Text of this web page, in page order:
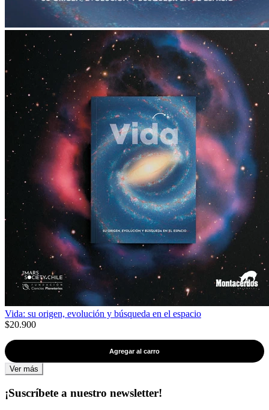
Vida: su origen, evolución y búsqueda en el espacio
$20.900
Agregar al carro
Ver más
¡Suscríbete a nuestro newsletter!